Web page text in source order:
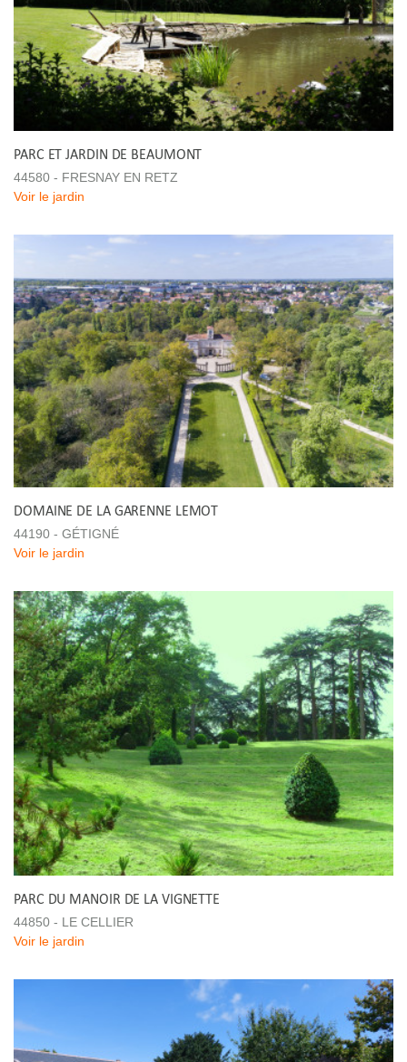
PARC ET JARDIN DE BEAUMONT
44580 - FRESNAY EN RETZ
Voir le jardin
DOMAINE DE LA GARENNE LEMOT
44190 - GÉTIGNÉ
Voir le jardin
PARC DU MANOIR DE LA VIGNETTE
44850 - LE CELLIER
Voir le jardin